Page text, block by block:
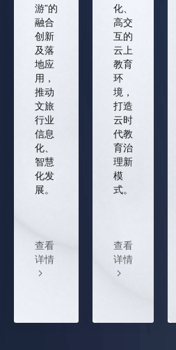
游”的
融合
创新
及落
地应
用，
推动
文旅
行业
信息
化、
智慧
化发
展。
查看
详情
化、
高交
互的
云上
教育
环
境，
打造
云时
代教
育治
理新
模
式。
查看
详情